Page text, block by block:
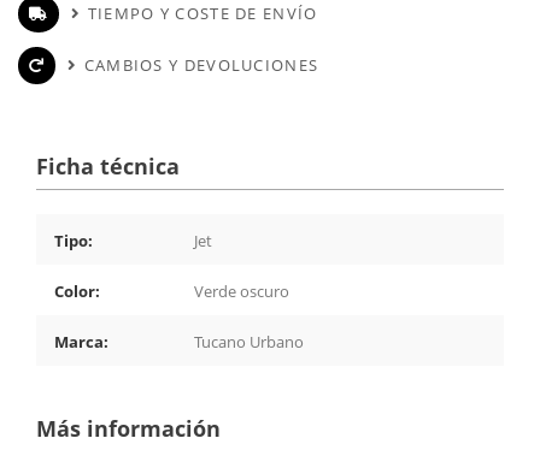
TIEMPO Y COSTE DE ENVÍO
CAMBIOS Y DEVOLUCIONES
Ficha técnica
Tipo: Jet
Color: Verde oscuro
Marca: Tucano Urbano
Más información